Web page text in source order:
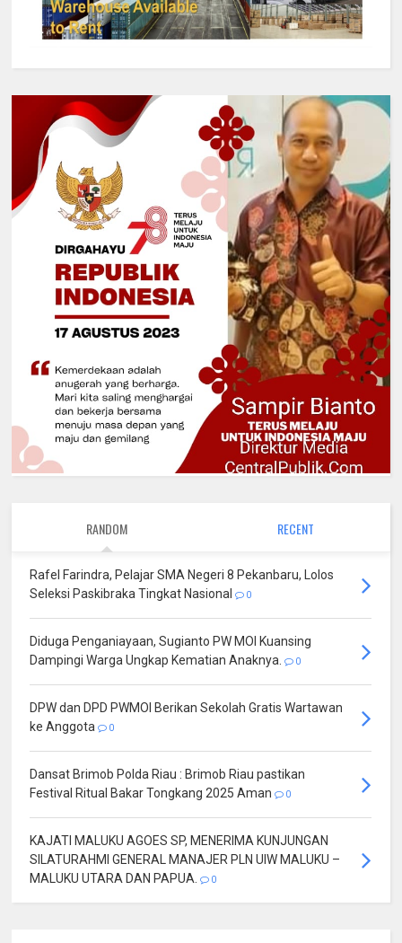
RANDOM RECENT
Rafel Farindra, Pelajar SMA Negeri 8 Pekanbaru, Lolos
Seleksi Paskibraka Tingkat Nasional
0
Diduga Penganiayaan, Sugianto PW MOI Kuansing
Dampingi Warga Ungkap Kematian Anaknya.
0
DPW dan DPD PWMOI Berikan Sekolah Gratis Wartawan
ke Anggota
0
Dansat Brimob Polda Riau : Brimob Riau pastikan
Festival Ritual Bakar Tongkang 2025 Aman
0
KAJATI MALUKU AGOES SP, MENERIMA KUNJUNGAN
SILATURAHMI GENERAL MANAJER PLN UIW MALUKU –
MALUKU UTARA DAN PAPUA.
0